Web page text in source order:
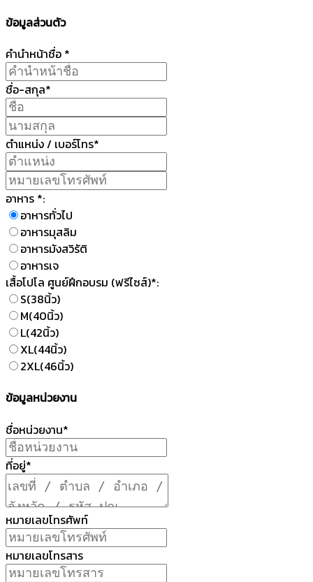
ข้อมูลส่วนตัว
คำนำหน้าชื่อ *
ชื่อ-สกุล*
ตำแหน่ง / เบอร์โทร*
อาหาร *:
อาหารทั่วไป
อาหารมุสลิม
อาหารมังสวิรัติ
อาหารเจ
เสื้อโปโล ศูนย์ฝึกอบรม (ฟรีไซส์)*:
S(38นิ้ว)
M(40นิ้ว)
L(42นิ้ว)
XL(44นิ้ว)
2XL(46นิ้ว)
ข้อมูลหน่วยงาน
ชื่อหน่วยงาน*
ที่อยู่*
หมายเลขโทรศัพท์
หมายเลขโทรสาร